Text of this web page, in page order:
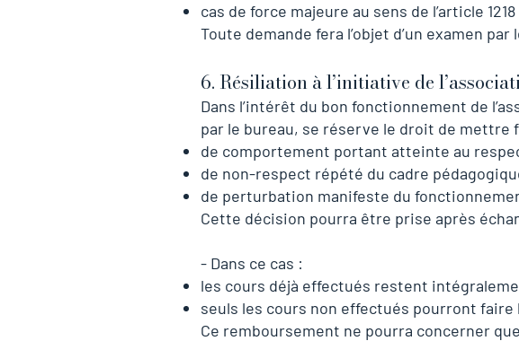
cas de force majeure au sens de l’article
Toute demande fera l’objet d’un examen
6. Résiliation à l’initiative de
Dans l’intérêt du bon fonctionnement de
par le bureau, se réserve le droit de
de comportement portant atteinte au
de non-respect répété du cadre
de perturbation manifeste du
Cette décision pourra être prise après
- Dans ce cas :
les cours déjà effectués restent
seuls les cours non effectués pourront
Ce remboursement ne pourra concerner